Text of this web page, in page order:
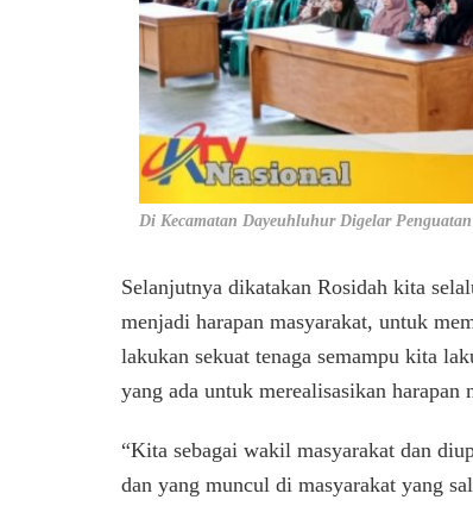
Di Kecamatan Dayeuhluhur Digelar
Selanjutnya dikatakan Rosidah kita
menjadi harapan masyarakat, untuk
lakukan sekuat tenaga semampu kita
yang ada untuk merealisasikan harapan
“Kita sebagai wakil masyarakat dan
dan yang muncul di masyarakat yang